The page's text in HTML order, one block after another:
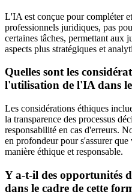
L'IA est conçue pour compléter
professionnels juridiques, pas
certaines tâches, permettant aux
aspects plus stratégiques et
Quelles sont les
l'utilisation de l'IA dans
Les considérations éthiques
la transparence des processus
responsabilité en cas d'erreurs.
en profondeur pour s'assurer
manière éthique et responsable.
Y a-t-il des opportunités
dans le cadre de cette